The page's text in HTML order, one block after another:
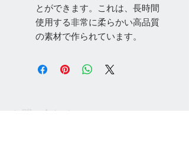
とができます。これは、長時間
使用する非常に柔らかい高品質
の素材で作られています。
お問い合わせ